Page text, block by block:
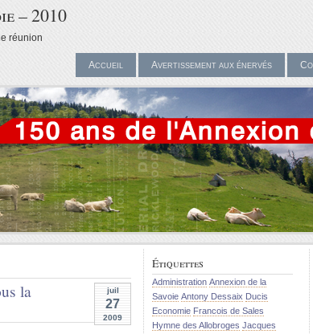
– 2010
réunion
Accueil Avertissement aux énervés
juil
27
2009
la
Étiquettes
Administration Annexion de la
Savoie Antony Dessaix Ducis
Economie Francois de Sales
Hymne des Allobroges Jacques